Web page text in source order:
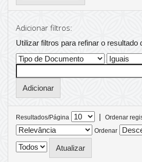
Adicionar filtros:
Utilizar filtros para refinar o resultado
Resultados/Página |
Ordenar
Ordenar